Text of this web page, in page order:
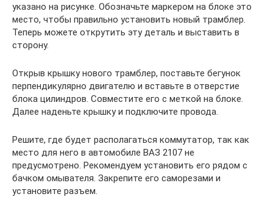
указано на рисунке. Обозначьте маркером на блоке это
место, чтобы правильно установить новый трамблер.
Теперь можете открутить эту деталь и выставить в
сторону.
Открыв крышку нового трамблер, поставьте бегунок
перпендикулярно двигателю и вставьте в отверстие
блока цилиндров. Совместите его с меткой на блоке.
Далее наденьте крышку и подключите провода.
Решите, где будет располагаться коммутатор, так как
место для него в автомобиле ВАЗ 2107 не
предусмотрено. Рекомендуем установить его рядом с
бачком омывателя. Закрепите его саморезами и
установите разъем.